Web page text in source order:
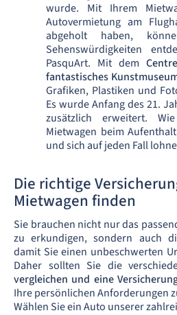
wurde. Mit Ihrem
Autovermietung am
abgeholt haben,
Sehenswürdigkeiten
PasquArt. Mit dem
fantastisches
Grafiken, Plastiken und
Es wurde Anfang des 21.
zusätzlich erweitert.
Mietwagen beim
und sich auf jeden Fall
Die richtige
Mietwagen finden
Sie brauchen nicht nur das
zu erkundigen, sondern auch
damit Sie einen unbeschwerten
Daher sollten Sie die
vergleichen und eine
Ihre persönlichen Anforderungen
Wählen Sie ein Auto unserer